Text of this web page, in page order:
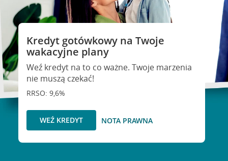
Kredyt gotówkowy na Twoje
wakacyjne plany
Weź kredyt na to co ważne. Twoje marzenia
nie muszą czekać!
RRSO: 9,6%
WEŹ KREDYT NOTA PRAWNA